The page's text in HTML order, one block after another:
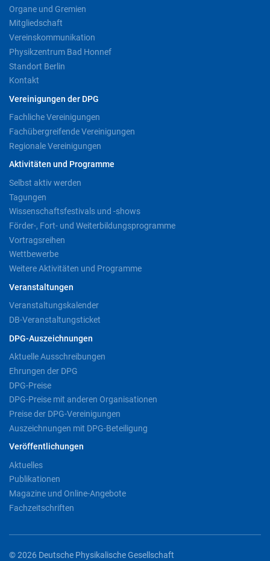
Organe und Gremien
Mitgliedschaft
Vereinskommunikation
Physikzentrum Bad Honnef
Standort Berlin
Kontakt
Vereinigungen der DPG
Fachliche Vereinigungen
Fachübergreifende Vereinigungen
Regionale Vereinigungen
Aktivitäten und Programme
Selbst aktiv werden
Tagungen
Wissenschaftsfestivals und -shows
Förder-, Fort- und Weiterbildungsprogramme
Vortragsreihen
Wettbewerbe
Weitere Aktivitäten und Programme
Veranstaltungen
Veranstaltungskalender
DB-Veranstaltungsticket
DPG-Auszeichnungen
Aktuelle Ausschreibungen
Ehrungen der DPG
DPG-Preise
DPG-Preise mit anderen Organisationen
Preise der DPG-Vereinigungen
Auszeichnungen mit DPG-Beteiligung
Veröffentlichungen
Aktuelles
Publikationen
Magazine und Online-Angebote
Fachzeitschriften
© 2026 Deutsche Physikalische Gesellschaft